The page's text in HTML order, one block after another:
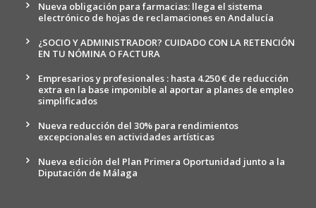
Nueva obligación para farmacias: llega el sistema
electrónico de hojas de reclamaciones en Andalucía
¿SOCIO Y ADMINISTRADOR? CUIDADO CON LA RETENCIÓN
EN TU NÓMINA O FACTURA
Empresarios y profesionales : hasta 4.250 € de reducción
extra en la base imponible al aportar a planes de empleo
simplificados
Nueva reducción del 30% para rendimientos
excepcionales en actividades artísticas
Nueva edición del Plan Primera Oportunidad junto a la
Diputación de Málaga